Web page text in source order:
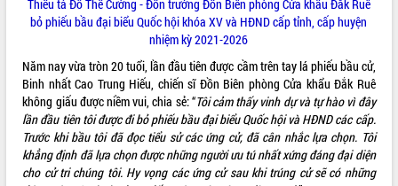
Khởi động Dự án Đầu tư xây dựng hạ
tầng kỹ thuật Cụm công nghiệp Tân
Gặp mặt các cơ quan báo chí nhân Kỷ
niệm 101 năm Ngày Báo chí Cách
mạng Việt Nam
Đắk Lắk sơ kết 4 năm triển khai thực
hiện Đề án 06 của Chính phủ
Họp báo thông tin về Hội nghị Công bố
Thiếu tá Đỗ Thế Cường - Đồn trưởng Đồn Biên phòng Cửa khẩu Đắk Ruê
bỏ phiếu bầu đại biểu Quốc hội khóa XV và HĐND cấp tỉnh, cấp huyện
nhiệm kỳ 2021-2026
Năm nay vừa tròn 20 tuổi, lần đầu tiên được cầm trên tay lá phiếu bầu cử,
Binh nhất Cao Trung Hiếu, chiến sĩ Đồn Biên phòng Cửa khẩu Đắk Ruê
không giấu được niềm vui, chia sẻ: “Tôi cảm thấy vinh dự và tự hào vì đây
lần đầu tiên tôi được đi bỏ phiếu bầu đại biểu Quốc hội và HĐND các cấp.
Trước khi bầu tôi đã đọc tiểu sử các ứng cử, đã cân nhắc lựa chọn. Tôi
khẳng định đã lựa chọn được những người ưu tú nhất xứng đáng đại diện
cho cử tri chúng tôi. Hy vọng các ứng cử sau khi trúng cử sẽ có những